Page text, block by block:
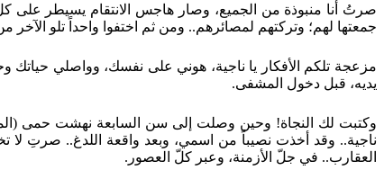
صرتُ أنا منبوذة من الجميع، وصار هاجس الانتقام يسيطر
جمعتها لهم؛ وتركتهم لمصائرهم.. ومن ثم اختفوا واحداً تلو الآخر
مزعجة تلكم الأفكار يا ناجية، هوني على نفسك، وواصلي
يديه، قبل دخول المشفى.
وكتبت لك النجاة! وحين وصلت إلى سن السابعة نهشت حمى
ناجية.. وقد أخذت نصيباً من اسمي، وبعد واقعة اللدغ.. صرتِ لا
العقارب.. في جلّ الأزمنة، وعبر كلّ العصور.